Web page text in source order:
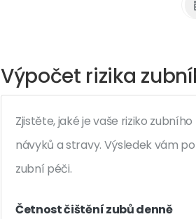
Výpočet rizika
Zjistěte, jaké je vaše riziko
návyků a stravy. Výsledek vám
zubní péči.
Četnost čištění zubů denně